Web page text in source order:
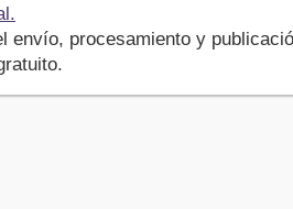
envío, procesamiento y